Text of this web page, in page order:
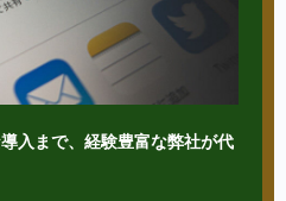
入まで、経験豊富な弊社が代